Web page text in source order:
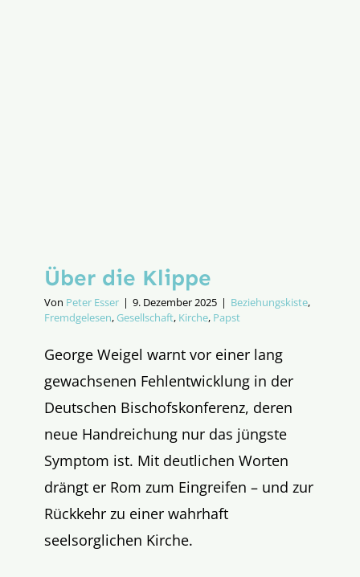
Über die Klippe
Von Peter Esser | 9. Dezember 2025 | Beziehungskiste,
Fremdgelesen,Gesellschaft, Kirche, Papst
George Weigel warnt vor einer lang
gewachsenen Fehlentwicklung in der
Deutschen Bischofskonferenz, deren
neue Handreichung nur das jüngste
Symptom ist. Mit deutlichen Worten
drängt er Rom zum Eingreifen – und zur
Rückkehr zu einer wahrhaft
seelsorglichen Kirche.